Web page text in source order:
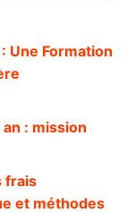
Une Formation
: mission
frais
et méthodes